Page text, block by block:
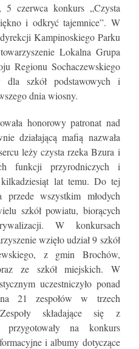
5 czerwca konkurs „Czysta
i odkryć tajemnice”. W
Kampinoskiego Parku
Lokalna Grupa
Regionu Sochaczewskiego
dla szkół podstawowych i
dnia wiosny.
honorowy patronat nad
działającą mafią nazwała
leży czysta rzeka Bzura i
funkcji przyrodniczych i
kilkadziesiąt lat temu. Do tej
przede wszystkim młodych
szkół powiatu, biorących
W konkursach
wzięło udział 9 szkół
z gmin Brochów,
ze szkół miejskich. W
uczestniczyło ponad
21 zespołów w trzech
składające się z
na konkurs
i albumy dotyczące